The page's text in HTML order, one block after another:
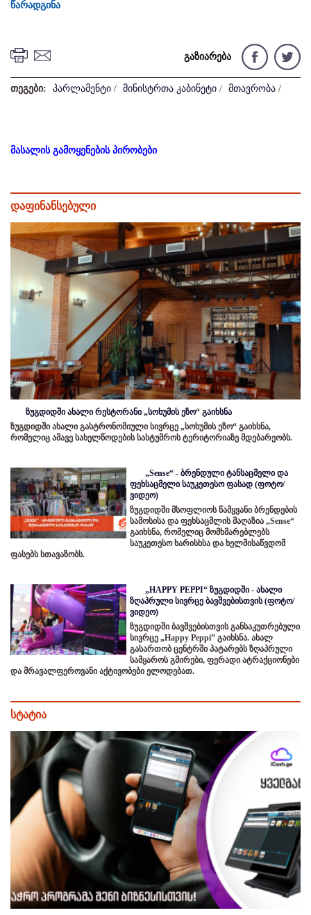
წარადგინა
გაზიარება
თეგები: პარლამენტი / მინისტრთა კაბინეტი / მთავრობა /
მასალის გამოყენების პირობები
დაფინანსებული
ზუგდიდში ახალი რესტორანი „სოხუმის ეზო“ გაიხსნა
ზუგდიდში ახალი გასტრონომიული სივრცე „სოხუმის ეზო“ გაიხსნა,
რომელიც ამავე სახელწოდების სასტუმროს ტერიტორიაზე მდებარეობს.
„Sense“ - ბრენდული ტანსაცმელი და
ფეხსაცმელი საუკეთესო ფასად (ფოტო/
ვიდეო)
ზუგდიდში მსოფლიოს წამყვანი ბრენდების
სამოსისა და ფეხსაცმლის მაღაზია „Sense“
გაიხსნა, რომელიც მომხმარებლებს
საუკეთესო ხარისხსა და ხელმისაწვდომ
ფასებს სთავაზობს.
„HAPPY PEPPI“ ზუგდიდში - ახალი
ზღაპრული სივრცე ბავშვებისთვის (ფოტო/
ვიდეო)
ზუგდიდში ბავშვებისთვის განსაკუთრებული
სივრცე „Happy Peppi” გაიხსნა. ახალ
გასართობ ცენტრში პატარებს ზღაპრული
სამყაროს გმირები, ფერადი ატრაქციონები
და მრავალფეროვანი აქტივობები ელოდებათ.
სტატია